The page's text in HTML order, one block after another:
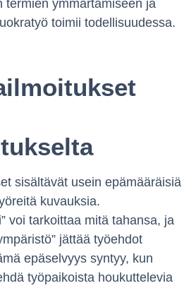
termien ymmärtämiseen ja
toimii todellisuudessa.
sisältävät usein epämääräisiä
kuvauksia.
voi tarkoittaa mitä tahansa, ja
jättää työehdot
epäselvyys syntyy, kun
työpaikoista houkuttelevia